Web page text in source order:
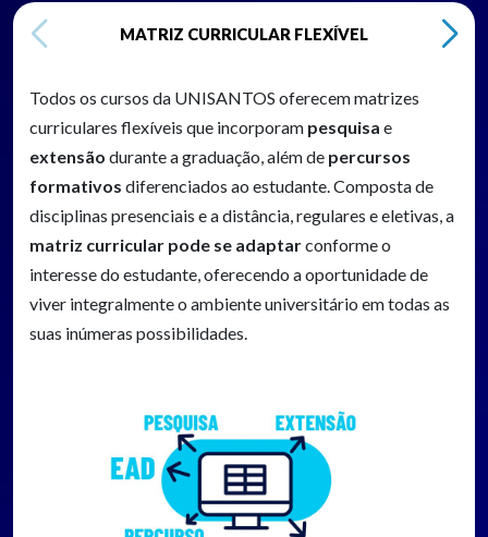
MATRIZ CURRICULAR FLEXÍVEL
Todos os cursos da UNISANTOS oferecem matrizes
curriculares flexíveis que incorporam pesquisa e
extensão durante a graduação, além de percursos
formativos diferenciados ao estudante. Composta de
disciplinas presenciais e a distância, regulares e eletivas, a
matriz curricular pode se adaptarconforme o
interesse do estudante, oferecendo a oportunidade de
viver integralmente o ambiente universitário em todas as
suas inúmeras possibilidades.